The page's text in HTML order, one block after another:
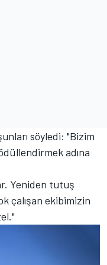
söyledi: "Bizim
adına
Yeniden tutuş
çalışan ekibimizin